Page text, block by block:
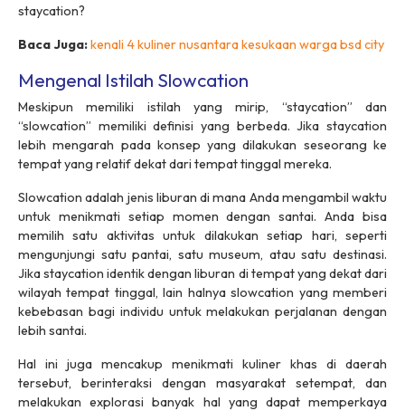
staycation?
Baca Juga:kenali 4 kuliner nusantara kesukaan warga bsd city
Mengenal Istilah Slowcation
Meskipun memiliki istilah yang mirip, “staycation” dan
“slowcation” memiliki definisi yang berbeda. Jika staycation
lebih mengarah pada konsep yang dilakukan seseorang ke
tempat yang relatif dekat dari tempat tinggal mereka.
Slowcation adalah jenis liburan di mana Anda mengambil waktu
untuk menikmati setiap momen dengan santai. Anda bisa
memilih satu aktivitas untuk dilakukan setiap hari, seperti
mengunjungi satu pantai, satu museum, atau satu destinasi.
Jika staycation identik dengan liburan di tempat yang dekat dari
wilayah tempat tinggal, lain halnyaslowcation yang memberi
kebebasan bagi individu untuk melakukan perjalanan dengan
lebih santai.
Hal ini juga mencakup menikmati kuliner khas di daerah
tersebut, berinteraksi dengan masyarakat setempat, dan
melakukan explorasi banyak hal yang dapat memperkaya